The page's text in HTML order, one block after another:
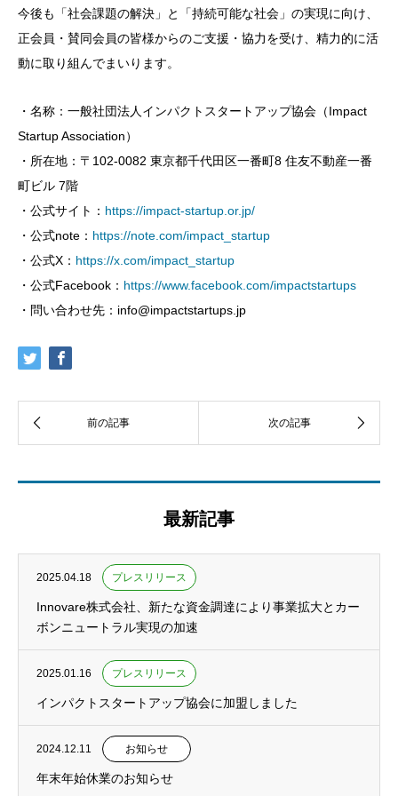
今後も「社会課題の解決」と「持続可能な社会」の実現に向け、
正会員・賛同会員の皆様からのご支援・協力を受け、精力的に活
動に取り組んでまいります。
・名称：一般社団法人インパクトスタートアップ協会（Impact
Startup Association）
・所在地：〒102-0082 東京都千代田区一番町8 住友不動産一番
町ビル 7階
・公式サイト： https://impact-startup.or.jp/
・公式note： https://note.com/impact_startup
・公式X： https://x.com/impact_startup
・公式Facebook： https://www.facebook.com/impactstartups
・問い合わせ先：info@impactstartups.jp
最新記事
2025.04.18 プレスリリース
Innovare株式会社、新たな資金調達により事業拡大とカー
ボンニュートラル実現の加速
2025.01.16 プレスリリース
インパクトスタートアップ協会に加盟しました
2024.12.11 お知らせ
年末年始休業のお知らせ